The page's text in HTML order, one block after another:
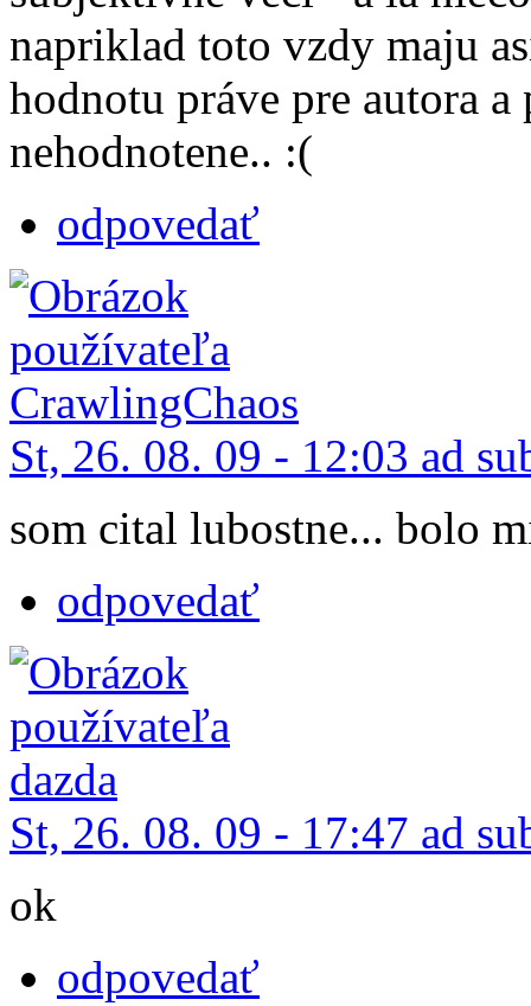
napriklad toto vzdy maju
hodnotu práve pre autora
nehodnotene.. :(
odpovedať
St, 26. 08. 09 - 12:03 ad
som cital lubostne... bolo
odpovedať
St, 26. 08. 09 - 17:47 ad
ok
odpovedať